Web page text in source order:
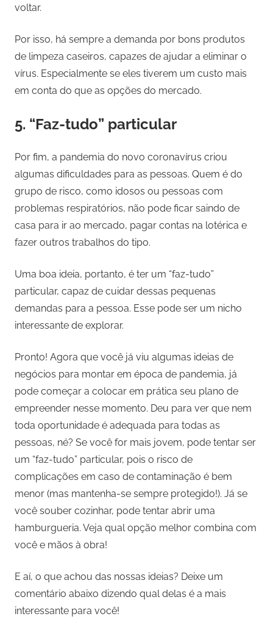
voltar.
Por isso, há sempre a demanda por bons produtos
de limpeza caseiros, capazes de ajudar a eliminar o
vírus. Especialmente se eles tiverem um custo mais
em conta do que as opções do mercado.
5. “Faz-tudo” particular
Por fim, a pandemia do novo coronavírus criou
algumas dificuldades para as pessoas. Quem é do
grupo de risco, como idosos ou pessoas com
problemas respiratórios, não pode ficar saindo de
casa para ir ao mercado, pagar contas na lotérica e
fazer outros trabalhos do tipo.
Uma boa ideia, portanto, é ter um “faz-tudo”
particular, capaz de cuidar dessas pequenas
demandas para a pessoa. Esse pode ser um nicho
interessante de explorar.
Pronto! Agora que você já viu algumas ideias de
negócios para montar em época de pandemia, já
pode começar a colocar em prática seu plano de
empreender nesse momento. Deu para ver que nem
toda oportunidade é adequada para todas as
pessoas, né? Se você for mais jovem, pode tentar ser
um “faz-tudo” particular, pois o risco de
complicações em caso de contaminação é bem
menor (mas mantenha-se sempre protegido!). Já se
você souber cozinhar, pode tentar abrir uma
hamburgueria. Veja qual opção melhor combina com
você e mãos à obra!
E aí, o que achou das nossas ideias? Deixe um
comentário abaixo dizendo qual delas é a mais
interessante para você!